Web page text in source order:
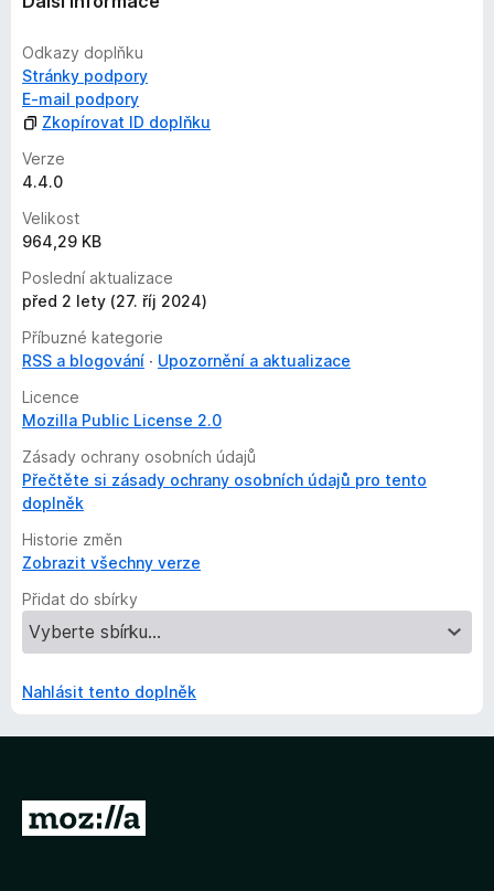
Odkazy doplňku
Stránky podpory
E-mail podpory
Zkopírovat ID doplňku
Verze
4.4.0
Velikost
964,29 KB
Poslední aktualizace
před 2 lety (27. říj 2024)
Příbuzné kategorie
RSS a blogování
Upozornění a aktualizace
Licence
Mozilla Public License 2.0
Zásady ochrany osobních údajů
Přečtěte si zásady ochrany osobních údajů pro tento
doplněk
Historie změn
Zobrazit všechny verze
Přidat do sbírky
Nahlásit tento doplněk
P